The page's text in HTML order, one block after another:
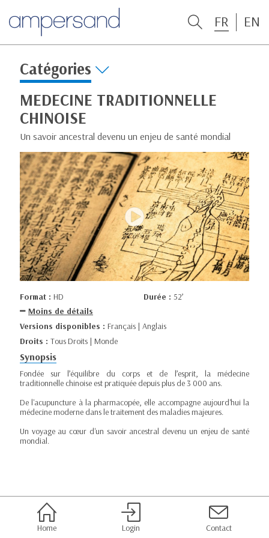
FR EN
Catégories
MEDECINE TRADITIONNELLE
CHINOISE
Un savoir ancestral devenu un enjeu de santé mondial
Format : HD Durée : 52’
Moins de détails
Versions disponibles : Français | Anglais
Droits : Tous Droits | Monde
Synopsis
Fondée sur l’équilibre du corps et de l’esprit, la médecine
traditionnelle chinoise est pratiquée depuis plus de 3 000 ans.
De l'acupuncture à la pharmacopée, elle accompagne aujourd'hui la
médecine moderne dans le traitement des maladies majeures.
Un voyage au cœur d'un savoir ancestral devenu un enjeu de santé
mondial.
Home Login Contact